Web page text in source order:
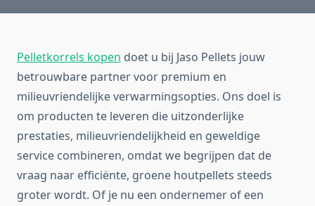
Pelletkorrels kopen doet u bij Jaso Pellets jouw
betrouwbare partner voor premium en
milieuvriendelijke verwarmingsopties. Ons doel is
om producten te leveren die uitzonderlijke
prestaties, milieuvriendelijkheid en geweldige
service combineren, omdat we begrijpen dat de
vraag naar efficiënte, groene houtpellets steeds
groter wordt. Of je nu een ondernemer of een